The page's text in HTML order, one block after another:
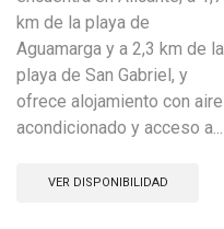
km de la playa de
Aguamarga y a 2,3 km de la
playa de San Gabriel, y
ofrece alojamiento con aire
acondicionado y acceso a...
VER DISPONIBILIDAD